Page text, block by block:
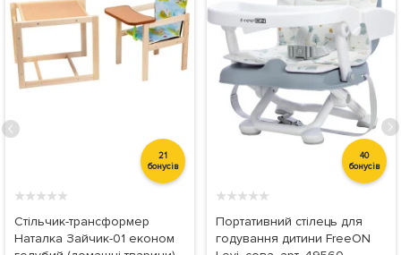
21
бонусів
★★★★★
Стільчик-трансформер
Наталка Зайчик-01 економ
40
бонусів
★★★★★
Портативний стілець для
годування дитини FreeON